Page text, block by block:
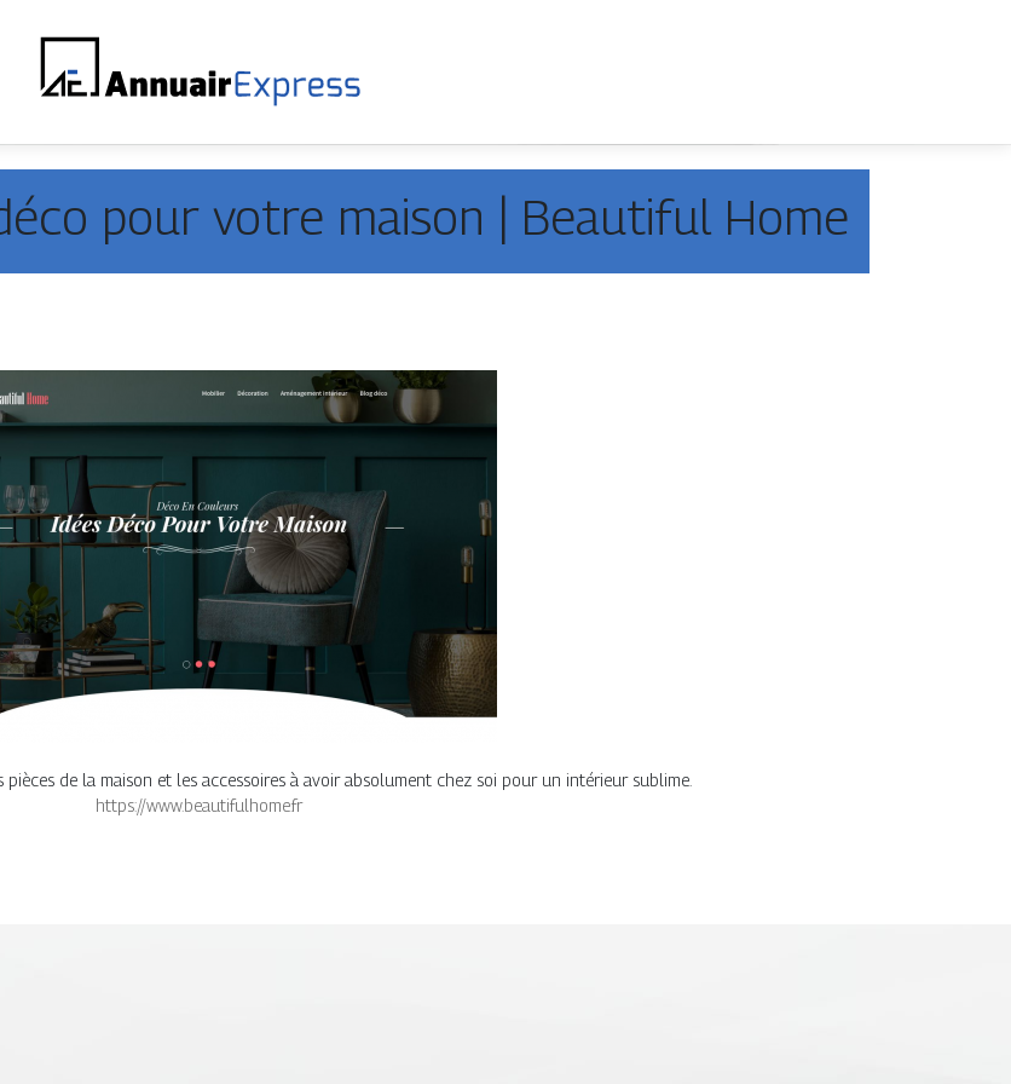
pour votre maison | Beautiful Home
de la maison et les accessoires à avoir absolument chez soi pour un intérieur sublime.
https://www.beautifulhome.fr